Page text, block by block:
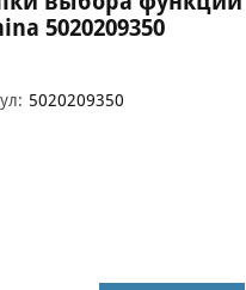
5020209350
5020209350